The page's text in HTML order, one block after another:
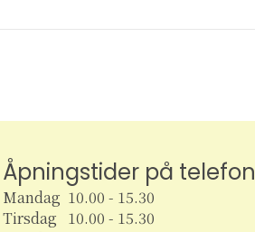
Åpningstider på telefon
Mandag 10.00 - 15.30
Tirsdag 10.00 - 15.30